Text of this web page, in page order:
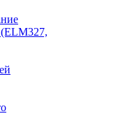
(ELM327,